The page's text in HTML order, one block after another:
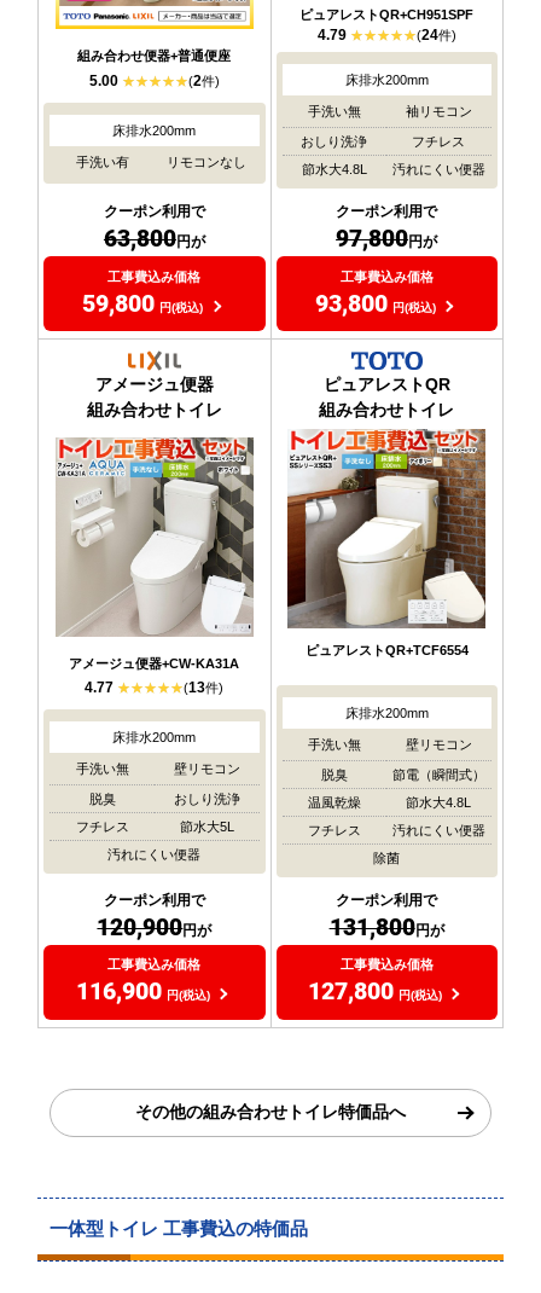
組み合わせ便器+普通便座
5.00 (2件)
床排水200mm
手洗い有 リモコンなし
クーポン利用で
63,800円が
工事費込み価格
59,800 円(税込)
ピュアレストQR+CH951SPF
4.79 (24件)
床排水200mm
手洗い無 袖リモコン
おしり洗浄
フチレス
節水大4.8L
汚れにくい便器
クーポン利用で
97,800円が
工事費込み価格
93,800 円(税込)
アメージュ便器
組み合わせトイレ
アメージュ便器+CW-KA31A
4.77 (13件)
床排水200mm
手洗い無 壁リモコン
脱臭
おしり洗浄
フチレス
節水大5L
汚れにくい便器
クーポン利用で
120,900円が
工事費込み価格
116,900 円(税込)
ピュアレストQR
組み合わせトイレ
ピュアレストQR+TCF6554
床排水200mm
手洗い無 壁リモコン
脱臭
節電（瞬間式）
温風乾燥
節水大4.8L
フチレス
汚れにくい便器
除菌
クーポン利用で
131,800円が
工事費込み価格
127,800 円(税込)
その他の組み合わせトイレ特価品へ
一体型トイレ 工事費込の特価品